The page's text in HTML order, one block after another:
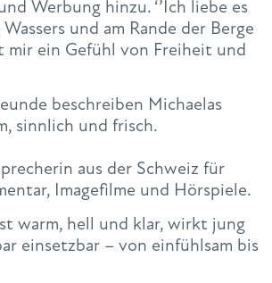
Werbung hinzu. ‘’Ich liebe es
und am Rande der Berge
mir ein Gefühl von Freiheit und
beschreiben Michaelas
sinnlich und frisch.
aus der Schweiz für
Imagefilme und Hörspiele.
warm, hell und klar, wirkt jung
einsetzbar – von einfühlsam bis